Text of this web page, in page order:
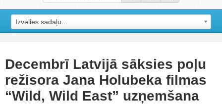
Izvēlies sadaļu...
Decembrī Latvijā sāksies poļu
režisora Jana Holubeka filmas
“Wild, Wild East” uzņemšana